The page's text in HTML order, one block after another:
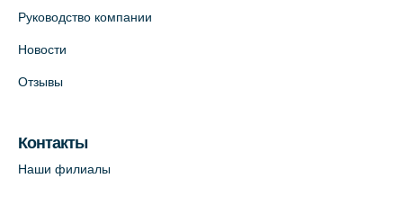
Руководство компании
Новости
Отзывы
Контакты
Наши филиалы